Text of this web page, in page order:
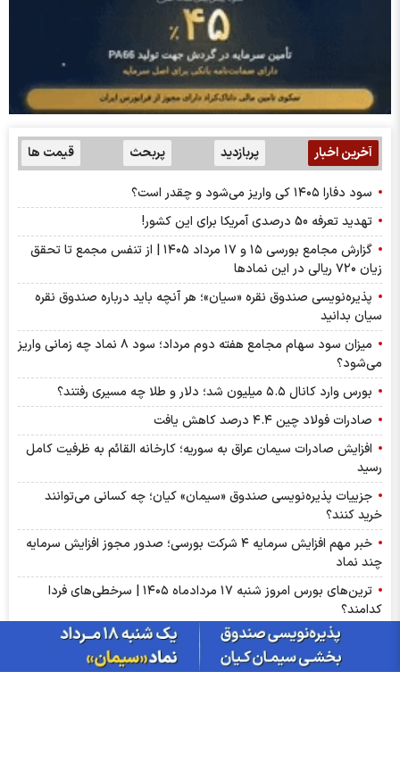
آخرین اخبار پربازدید پربحث قیمت ها
سود دفارا ۱۴۰۵ کی واریز می‌شود و چقدر است؟
تهدید تعرفه 50 درصدی آمریکا برای این کشور!
گزارش مجامع بورسی ۱۵ و ۱۷ مرداد ۱۴۰۵ | از تنفس مجمع تا تحقق
زیان ۷۲۰ ریالی در این نماد‌ها
پذیره‌نویسی صندوق نقره «سیان»؛ هر آنچه باید درباره صندوق نقره
سیان بدانید
میزان سود سهام مجامع هفته دوم مرداد؛ سود ۸ نماد چه زمانی واریز
می‌شود؟
بورس وارد کانال ۵.۵ میلیون شد؛ دلار و طلا چه مسیری رفتند؟
صادرات فولاد چین ۴.۴ درصد کاهش یافت
افزایش صادرات سیمان عراق به سوریه؛ کارخانه القائم به ظرفیت کامل
رسید
جزییات پذیره‌نویسی صندوق «سیمان» کیان؛ چه کسانی می‌توانند
خرید کنند؟
خبر مهم افزایش سرمایه ۴ شرکت بورسی؛ صدور مجوز افزایش سرمایه
چند نماد
ترین‌های بورس امروز شنبه ۱۷ مردادماه ۱۴۰۵ | سرخطی‌های فردا
کدامند؟
اخبار مهم بورس فردا یکشنبه ۱۸ مرداد ۱۴۰۵ | از رشد شاخص تا
پذیره‌نویسی صندوق‌ها